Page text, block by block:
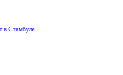
в Стамбуле